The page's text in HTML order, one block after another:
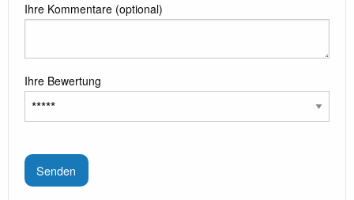
Ihre Kommentare (optional)
Ihre Bewertung
Senden